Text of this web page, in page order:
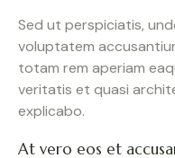
Sed ut perspiciatis,
voluptatem
totam rem aperiam
veritatis et quasi
explicabo.
At vero eos et